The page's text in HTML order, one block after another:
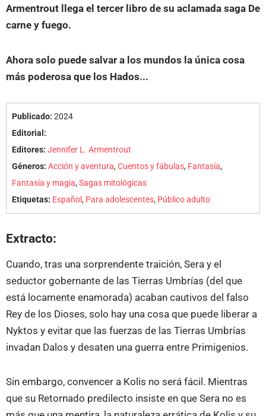
Armentrout llega el tercer libro de su aclamada saga De
carne y fuego.
Ahora solo puede salvar a los mundos la única cosa
más poderosa que los Hados...
Publicado: 2024
Editorial:
Editores: Jennifer L. Armentrout
Géneros: Acción y aventura,Cuentos y fábulas, Fantasía,
Fantasía y magia,Sagas mitológicas
Etiquetas: Español, Para adolescentes, Público adulto
Extracto:
Cuando, tras una sorprendente traición, Sera y el
seductor gobernante de las Tierras Umbrías (del que
está locamente enamorada) acaban cautivos del falso
Rey de los Dioses, solo hay una cosa que puede liberar a
Nyktos y evitar que las fuerzas de las Tierras Umbrías
invadan Dalos y desaten una guerra entre Primigenios.
Sin embargo, convencer a Kolis no será fácil. Mientras
que su Retornado predilecto insiste en que Sera no es